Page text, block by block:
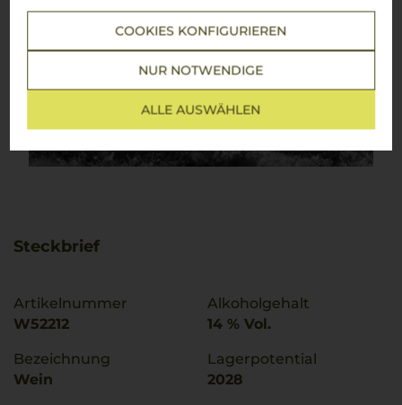
COOKIES KONFIGURIEREN
NUR NOTWENDIGE
ALLE AUSWÄHLEN
Steckbrief
Artikelnummer
W52212
Bezeichnung
Wein
Alkoholgehalt
14 % Vol.
Lagerpotential
2028